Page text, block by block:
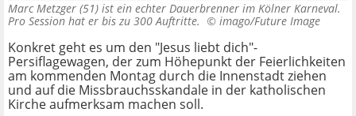
Marc Metzger (51) ist ein echter Dauerbrenner im Kölner Karneval.
Pro Session hat er bis zu 300 Auftritte. © imago/Future Image
Konkret geht es um den "Jesus liebt dich"-
Persiflagewagen, der zum Höhepunkt der Feierlichkeiten
am kommenden Montag durch die Innenstadt ziehen
und auf die Missbrauchsskandale in der katholischen
Kirche aufmerksam machen soll.